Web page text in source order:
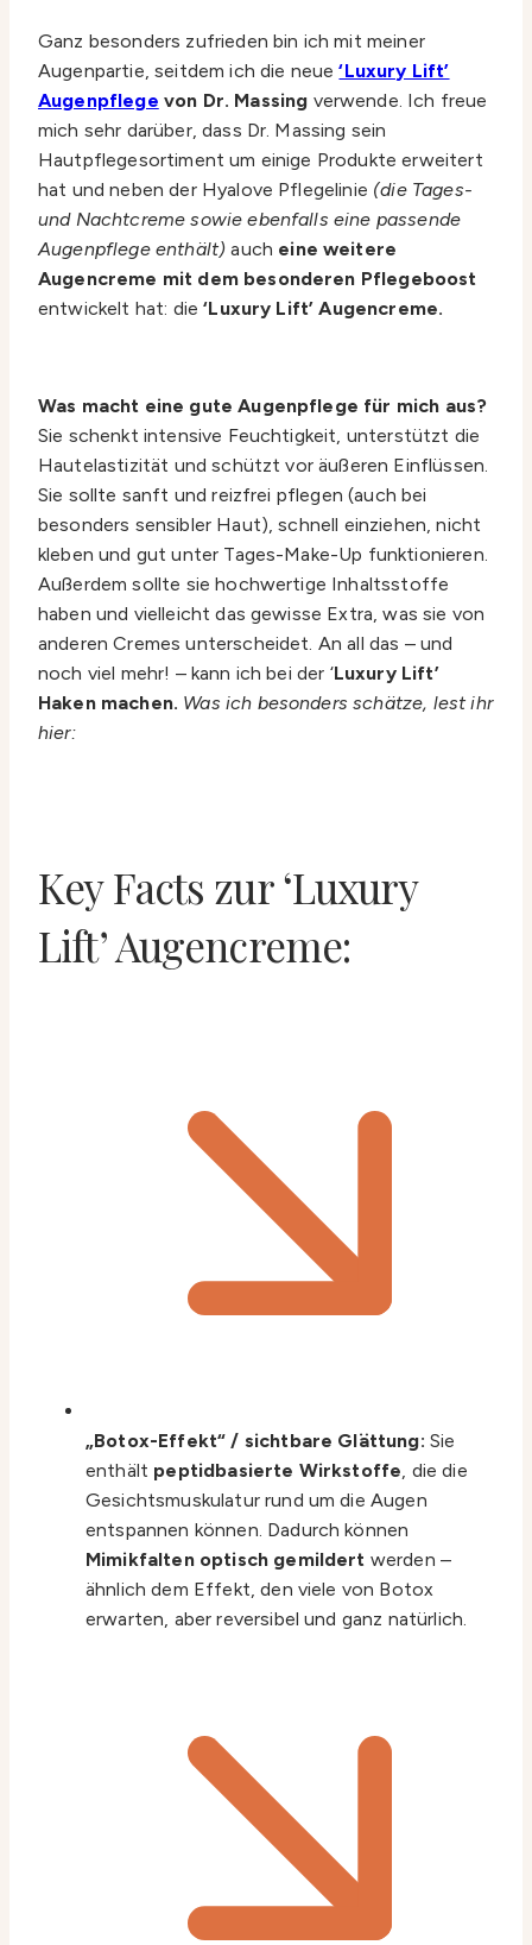
Ganz besonders zufrieden bin ich mit meiner
Augenpartie, seitdem ich die neue‘Luxury Lift’
Augenpflege von Dr. Massing verwende. Ich freue
mich sehr darüber, dass Dr. Massing sein
Hautpflegesortiment um einige Produkte erweitert
hat und neben der Hyalove Pflegelinie (die Tages-
und Nachtcreme sowie ebenfalls eine passende
Augenpflege enthält)auch eine weitere
Augencreme mit dem besonderen Pflegeboost
entwickelt hat: die‘Luxury Lift’ Augencreme.
Was macht eine gute Augenpflege für mich aus?
Sie schenkt intensive Feuchtigkeit, unterstützt die
Hautelastizität und schützt vor äußeren Einflüssen.
Sie sollte sanft und reizfrei pflegen (auch bei
besonders sensibler Haut), schnell einziehen, nicht
kleben und gut unter Tages-Make-Up funktionieren.
Außerdem sollte sie hochwertige Inhaltsstoffe
haben und vielleicht das gewisse Extra, was sie von
anderen Cremes unterscheidet. An all das – und
noch viel mehr! – kann ich bei der ‘Luxury Lift’
Haken machen. Was ich besonders schätze, lest ihr
hier:
Key Facts zur ‘Luxury
Lift’ Augencreme:
„Botox-Effekt“ / sichtbare Glättung: Sie
enthält peptidbasierte Wirkstoffe, die die
Gesichtsmuskulatur rund um die Augen
entspannen können. Dadurch können
Mimikfalten optisch gemildert werden –
ähnlich dem Effekt, den viele von Botox
erwarten, aber reversibel und ganz natürlich.